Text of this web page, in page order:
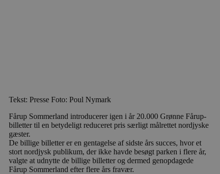
Tekst: Presse Foto: Poul Nymark
Fårup Sommerland introducerer igen i år 20.000 Grønne Fårup-
billetter til en betydeligt reduceret pris særligt målrettet nordjyske
gæster.
De billige billetter er en gentagelse af sidste års succes, hvor et
stort nordjysk publikum, der ikke havde besøgt parken i flere år,
valgte at udnytte de billige billetter og dermed genopdagede
Fårup Sommerland efter flere års fravær.